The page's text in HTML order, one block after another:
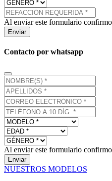
Al enviar este formulario
Enviar
Contacto por whatsapp
Al enviar este formulario
Enviar
NUESTROS MODELOS